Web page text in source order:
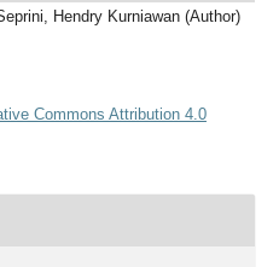
Hendry Kurniawan (Author)
Commons Attribution 4.0